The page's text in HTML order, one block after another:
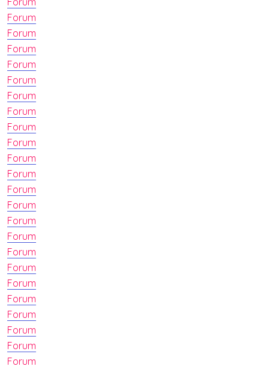
Forum
Forum
Forum
Forum
Forum
Forum
Forum
Forum
Forum
Forum
Forum
Forum
Forum
Forum
Forum
Forum
Forum
Forum
Forum
Forum
Forum
Forum
Forum